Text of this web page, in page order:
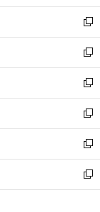
開
く
ウ
で
開
く
ン
ド
ウ
で
開
く
ウ
ィ
ン
ド
ウ
で
開
く
し
い
ウ
ィ
ン
ド
ウ
で
開
く
新
し
い
ウ
ィ
ン
ド
ウ
で
開
く
新
し
い
ウ
ィ
ン
ド
ウ
で
開
新
し
い
ウ
ィ
ン
ド
ウ
新
し
い
ウ
ィ
ン
新
し
い
ウ
新
し